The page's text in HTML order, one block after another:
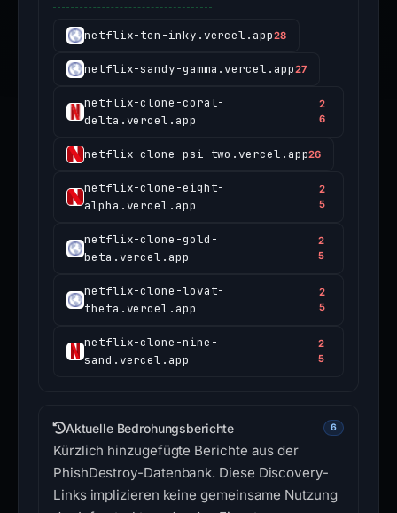
netflix-ten-inky.vercel.app28
netflix-sandy-gamma.vercel.app27
netflix-clone-coral-
delta.vercel.app
2
6
netflix-clone-psi-two.vercel.app26
netflix-clone-eight-
alpha.vercel.app
2
5
netflix-clone-gold-
beta.vercel.app
2
5
netflix-clone-lovat-
theta.vercel.app
2
5
netflix-clone-nine-
sand.vercel.app
2
5
Aktuelle Bedrohungsberichte 6
Kürzlich hinzugefügte Berichte aus der
PhishDestroy-Datenbank. Diese Discovery-
Links implizieren keine gemeinsame Nutzung